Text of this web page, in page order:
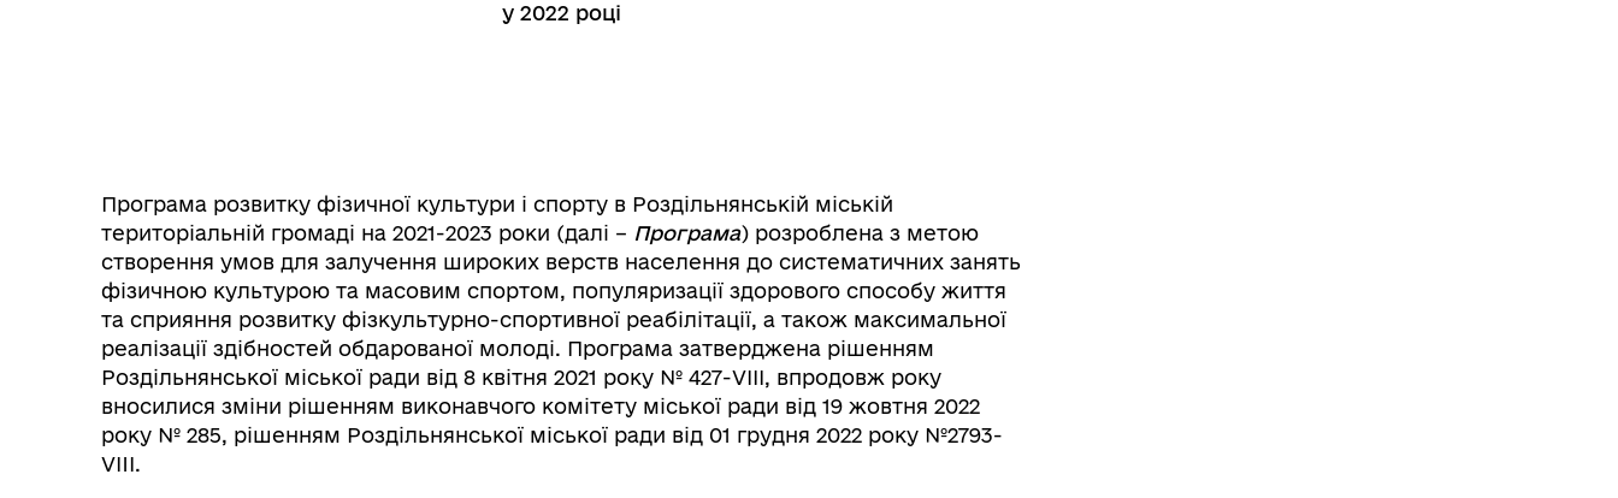
у 2022 році
Програма розвитку фізичної культури і спорту в Роздільнянській міській
територіальній громаді на 2021-2023 роки (далі – Програма) розроблена з метою
створення умов для залучення широких верств населення до систематичних занять
фізичною культурою та масовим спортом, популяризації здорового способу життя
та сприяння розвитку фізкультурно-спортивної реабілітації, а також максимальної
реалізації здібностей обдарованої молоді. Програма затверджена рішенням
Роздільнянської міської ради від 8 квітня 2021 року № 427-VІІІ, впродовж року
вносилися зміни рішенням виконавчого комітету міської ради від 19 жовтня 2022
року № 285, рішенням Роздільнянської міської ради від 01 грудня 2022 року №2793-
VIII.